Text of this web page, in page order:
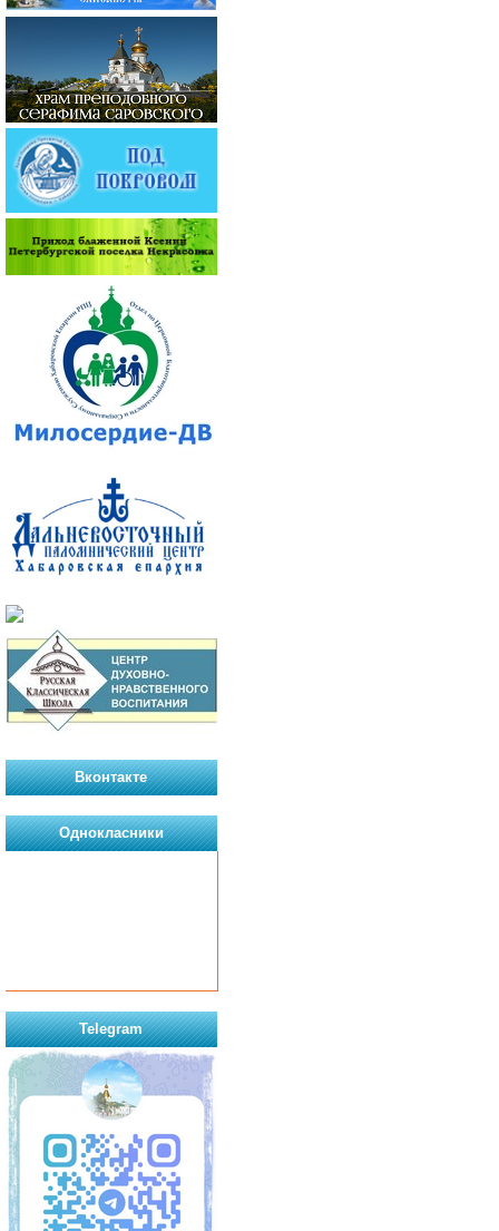
Вконтакте
Однокласники
Telegram